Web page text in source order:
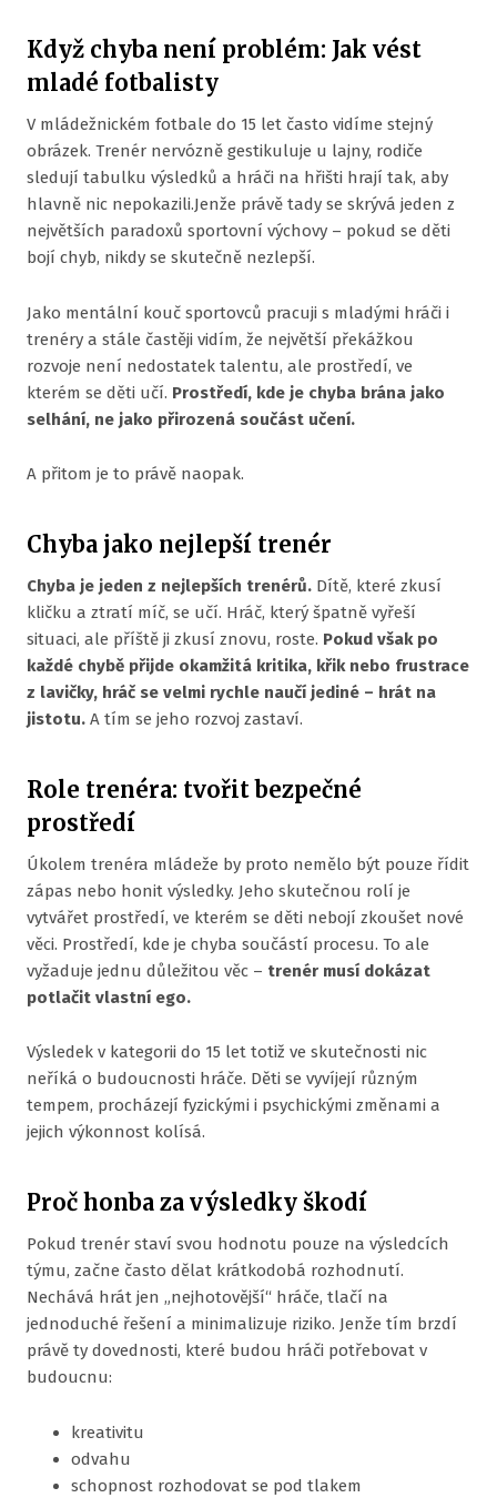
Když chyba není problém: Jak vést
mladé fotbalisty
V mládežnickém fotbale do 15 let často vidíme stejný
obrázek. Trenér nervózně gestikuluje u lajny, rodiče
sledují tabulku výsledků a hráči na hřišti hrají tak, aby
hlavně nic nepokazili.Jenže právě tady se skrývá jeden z
největších paradoxů sportovní výchovy – pokud se děti
bojí chyb, nikdy se skutečně nezlepší.
Jako mentální kouč sportovců pracuji s mladými hráči i
trenéry a stále častěji vidím, že největší překážkou
rozvoje není nedostatek talentu, ale prostředí, ve
kterém se děti učí. Prostředí, kde je chyba brána jako
selhání, ne jako přirozená součást učení.
A přitom je to právě naopak.
Chyba jako nejlepší trenér
Chyba je jeden z nejlepších trenérů. Dítě, které zkusí
kličku a ztratí míč, se učí. Hráč, který špatně vyřeší
situaci, ale příště ji zkusí znovu, roste. Pokud však po
každé chybě přijde okamžitá kritika, křik nebo frustrace
z lavičky, hráč se velmi rychle naučí jediné – hrát na
jistotu. A tím se jeho rozvoj zastaví.
Role trenéra: tvořit bezpečné
prostředí
Úkolem trenéra mládeže by proto nemělo být pouze řídit
zápas nebo honit výsledky. Jeho skutečnou rolí je
vytvářet prostředí, ve kterém se děti nebojí zkoušet nové
věci. Prostředí, kde je chyba součástí procesu. To ale
vyžaduje jednu důležitou věc – trenér musí dokázat
potlačit vlastní ego.
Výsledek v kategorii do 15 let totiž ve skutečnosti nic
neříká o budoucnosti hráče. Děti se vyvíjejí různým
tempem, procházejí fyzickými i psychickými změnami a
jejich výkonnost kolísá.
Proč honba za výsledky škodí
Pokud trenér staví svou hodnotu pouze na výsledcích
týmu, začne často dělat krátkodobá rozhodnutí.
Nechává hrát jen „nejhotovější“ hráče, tlačí na
jednoduché řešení a minimalizuje riziko. Jenže tím brzdí
právě ty dovednosti, které budou hráči potřebovat v
budoucnu:
kreativitu
odvahu
schopnost rozhodovat se pod tlakem